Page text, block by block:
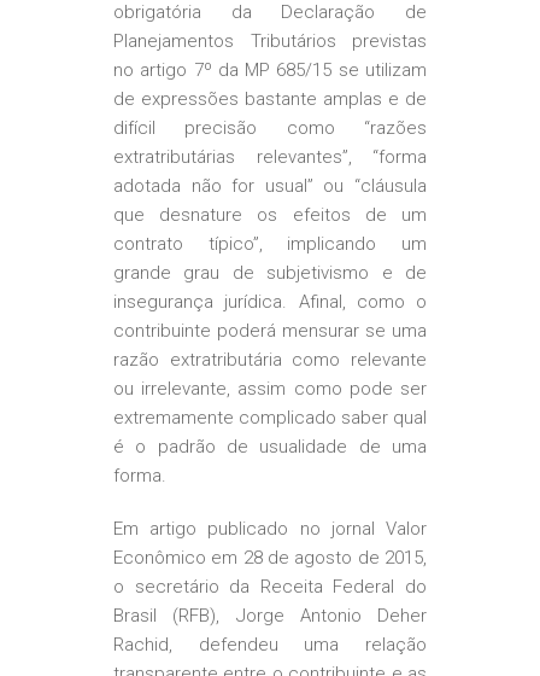
obrigatória da Declaração de
Planejamentos Tributários previstas
no artigo 7º da MP 685/15 se utilizam
de expressões bastante amplas e de
difícil precisão como “razões
extratributárias relevantes”, “forma
adotada não for usual” ou “cláusula
que desnature os efeitos de um
contrato típico”, implicando um
grande grau de subjetivismo e de
insegurança jurídica. Afinal, como o
contribuinte poderá mensurar se uma
razão extratributária como relevante
ou irrelevante, assim como pode ser
extremamente complicado saber qual
é o padrão de usualidade de uma
forma.
Em artigo publicado no jornal Valor
Econômico em 28 de agosto de 2015,
o secretário da Receita Federal do
Brasil (RFB), Jorge Antonio Deher
Rachid, defendeu uma relação